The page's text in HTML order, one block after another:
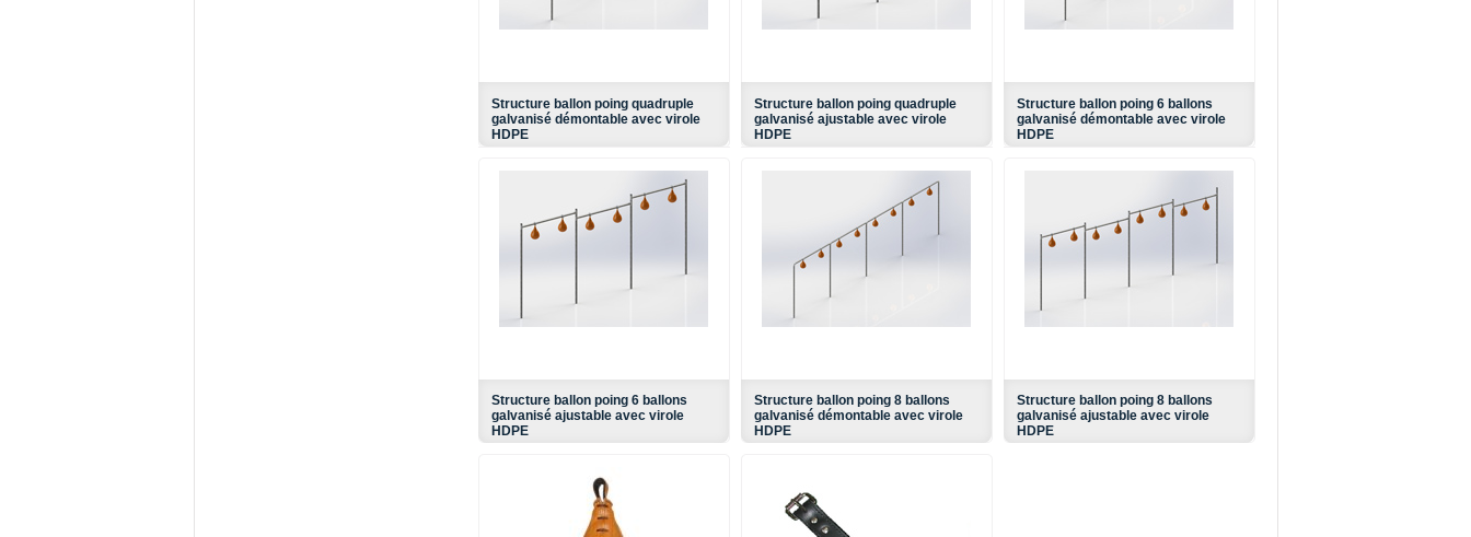
Structure ballon poing quadruple
galvanisé démontable avec virole
HDPE
Structure ballon poing quadruple
galvanisé ajustable avec virole
HDPE
Structure ballon poing 6 ballons
galvanisé démontable avec virole
HDPE
Structure ballon poing 6 ballons
galvanisé ajustable avec virole
HDPE
Structure ballon poing 8 ballons
galvanisé démontable avec virole
HDPE
Structure ballon poing 8 ballons
galvanisé ajustable avec virole
HDPE